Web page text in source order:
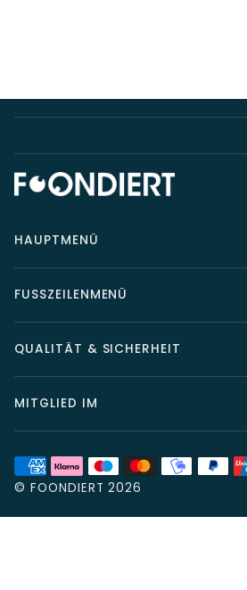
HAUPTMENÜ
FUSSZEILENMENÜ
QUALITÄT & SICHERHEIT
MITGLIED IM
© FOONDIERT 2026